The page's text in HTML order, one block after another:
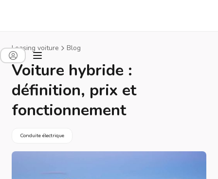
Leasing voiture Blog
Voiture hybride :
définition, prix et
fonctionnement
Conduite électrique